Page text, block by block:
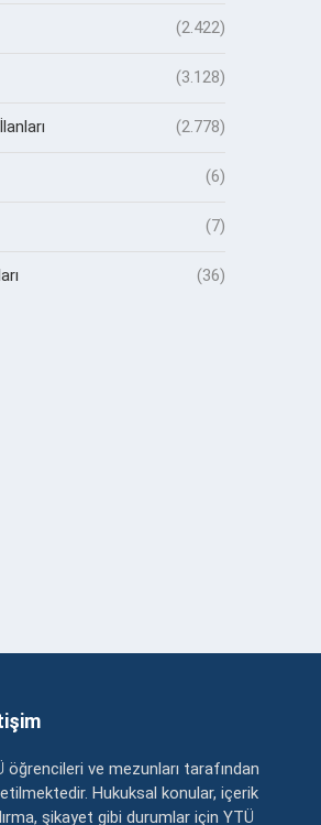
(2.422)
(3.128)
(2.778)
(6)
(7)
(36)
öğrencileri ve mezunları tarafından
Hukuksal konular, içerik
şikayet gibi durumlar için YTÜ